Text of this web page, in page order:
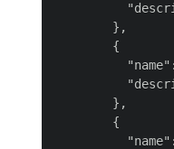
        },
        {
        },
        {